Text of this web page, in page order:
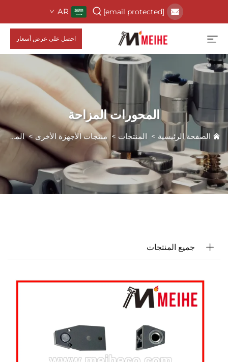
[email protected]
AR
احصل على عرض أسعار
المحورات المزاحة
الصفحة الرئيسية > المنتجات >منتجات الأجهزة الأخرى>المحورات المزاحة
جميع المنتجات